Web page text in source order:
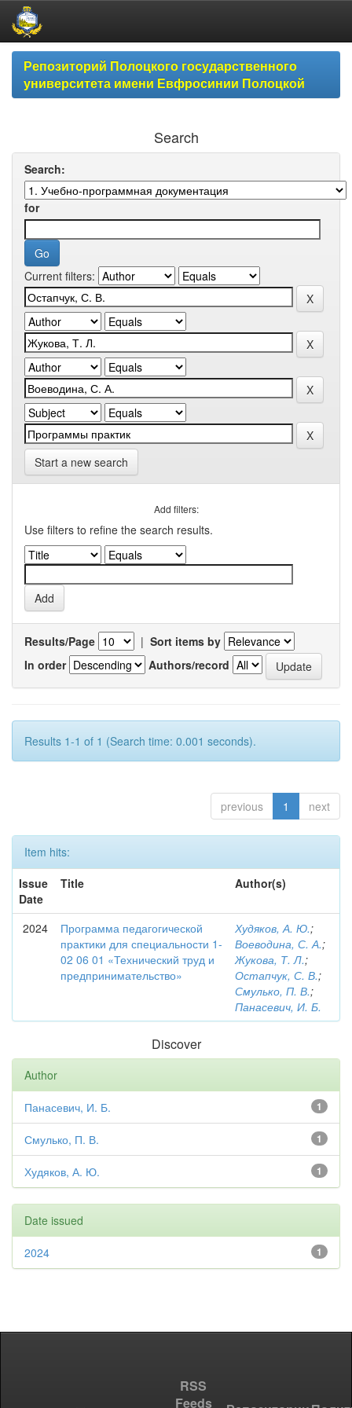
Skip
navigationРепозиторий Полоцкого государственного
университета имени Евфросинии Полоцкой
Search
Search:
for
Current filters:
Start a new search
Add filters:
Use filters to refine the search results.
Results/Page | Sort items by
In order
Authors/record
Results 1-1 of 1 (Search time: 0.001 seconds).
previous 1 next
Item hits:
Issue
Date
Title Author(s)
2024
Программа педагогической
практики для специальности 1-
02 06 01 «Технический труд и
предпринимательство»
Худяков, А. Ю.;
Воеводина, С. А.;
Жукова, Т. Л.;
Остапчук, С. В.;
Смулько, П. В.;
Панасевич, И. Б.
Discover
Author
1
Панасевич, И. Б.
1
Смулько, П. В.
1
Худяков, А. Ю.
Date issued
1
2024
RSS
Feeds